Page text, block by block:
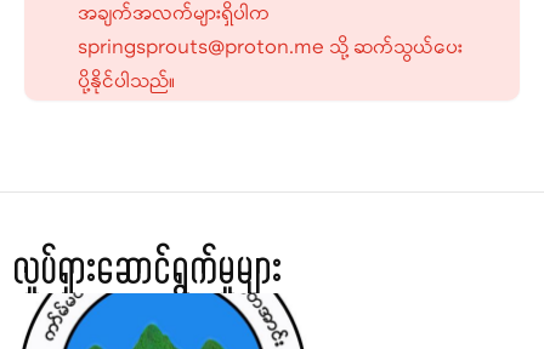
အချက်အလက်များရှိပါက
springsprouts@proton.me သို့ ဆက်သွယ်ပေး
ပို့နိုင်ပါသည်။
လှုပ်ရှားဆောင်ရွက်မှုများ